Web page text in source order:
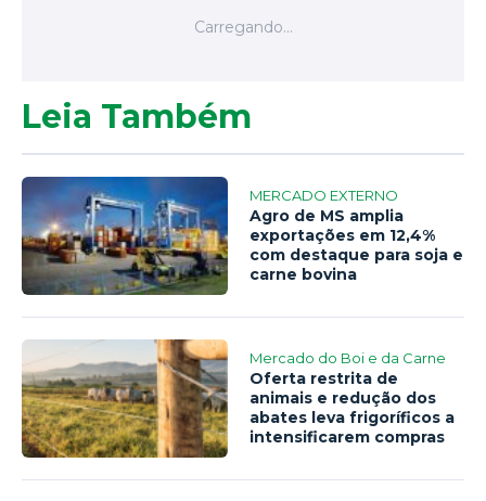
Leia Também
MERCADO EXTERNO
Agro de MS amplia
exportações em 12,4%
com destaque para soja e
carne bovina
Mercado do Boi e da Carne
Oferta restrita de
animais e redução dos
abates leva frigoríficos a
intensificarem compras